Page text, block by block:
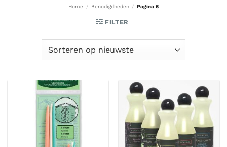
Home / Benodigdheden / Pagina 6
FILTER